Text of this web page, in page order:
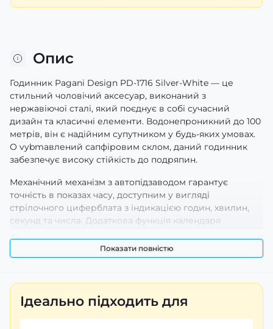
Опис
Годинник Pagani Design PD-1716 Silver-White — це
стильний чоловічий аксесуар, виконаний з
нержавіючої сталі, який поєднує в собі сучасний
дизайн та класичні елементи. Водонепроникний до 100
метрів, він є надійним супутником у будь-яких умовах.
О vybmaвлений сапфіровим склом, даний годинник
забезпечує високу стійкість до подряпин.
Механічний механізм з автопідзаводом гарантує
точність в показах часу, доступним у вигляді
стрілочного циферблата з індикацією годин, хвилин,
секунд та числа. Додаткова функція календаря
підсвітка забезпечує легкість зчитування в темряві.
а його браслет виконаний у аналогічному стилі, що
додає елегантності. Довжина ремінця становить 21 см,
ширина — 20 см, вага — 143 г. Годинник постачається з
гарантією 12 місяців, виготовлений в Китаї.
Показати повністю
Ідеально підходить для